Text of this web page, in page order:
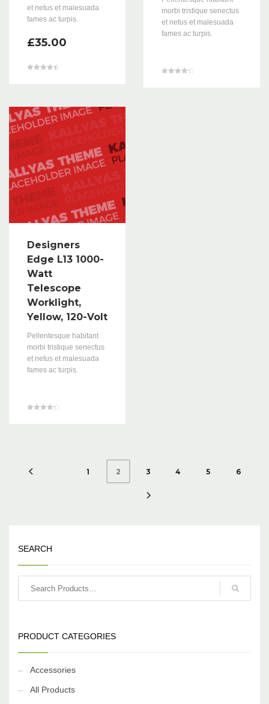
et netus et malesuada
fames ac turpis.
£35.00
morbi tristique senectus
et netus et malesuada
fames ac turpis.
Designers
Edge L13 1000-
Watt
Telescope
Worklight,
Yellow, 120-Volt
Pellentesque habitant
morbi tristique senectus
et netus et malesuada
fames ac turpis.
1 2 3 4 5 6
SEARCH
PRODUCT CATEGORIES
Accessories
All Products